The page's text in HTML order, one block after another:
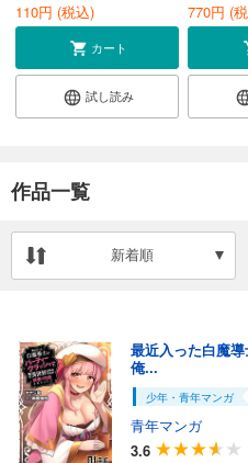
110円 (税込)
カート
試し読み
770円 (
作品一覧
新着順
最近入った白魔導
俺...
少年・青年マンガ
青年マンガ
3.6